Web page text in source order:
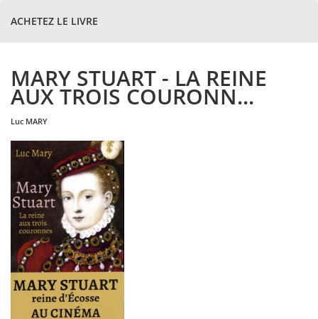
ACHETEZ LE LIVRE
MARY STUART - LA REINE
AUX TROIS COURONN...
luc MARY